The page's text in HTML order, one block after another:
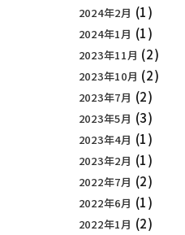
2024年2月 (1)
2024年1月 (1)
2023年11月 (2)
2023年10月 (2)
2023年7月 (2)
2023年5月 (3)
2023年4月 (1)
2023年2月 (1)
2022年7月 (2)
2022年6月 (1)
2022年1月 (2)